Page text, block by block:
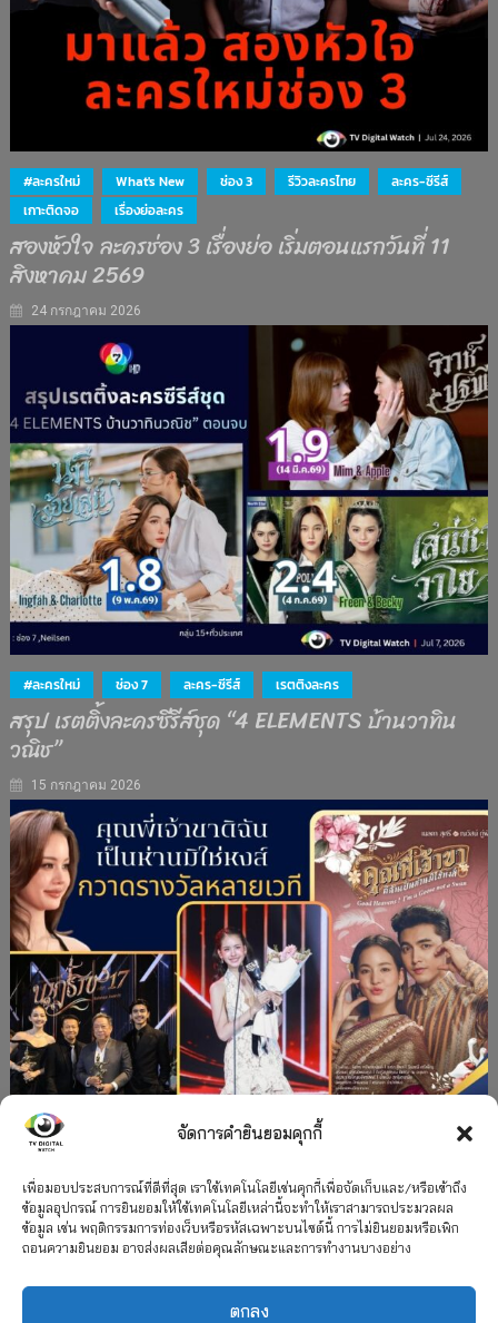
จัดการคำยินยอมคุกกี้
เพื่อมอบประสบการณ์ที่ดีที่สุด เราใช้เทคโนโลยีเช่นคุกกี้เพื่อจัดเก็บและ/หรือเข้าถึง
ข้อมูลอุปกรณ์ การยินยอมให้ใช้เทคโนโลยีเหล่านี้จะทำให้เราสามารถประมวลผล
ข้อมูล เช่น พฤติกรรมการท่องเว็บหรือรหัสเฉพาะบนไซต์นี้ การไม่ยินยอมหรือเพิก
ถอนความยินยอม อาจส่งผลเสียต่อคุณลักษณะและการทำงานบางอย่าง
ตกลง
#ละครใหม่ What's New ช่อง 3 รีวิวละครไทย
ละคร-ซีรีส์
เกาะติดจอ
เรื่องย่อละคร
สองหัวใจ ละครช่อง 3 เรื่องย่อ เริ่มตอนแรกวันที่ 11
สิงหาคม 2569
24 กรกฎาคม 2026
#ละครใหม่ ช่อง 7 ละคร-ซีรีส์ เรตติงละคร
สรุป เรตติ้งละครซีรีส์ชุด “4 ELEMENTS บ้านวาทิน
วณิช”
15 กรกฎาคม 2026
”คุณพี่เจ้าขาดิฉันเป็นห่านมิใช่หงส์” กวาดรางวัล
เพียบ จาก 8 เวที